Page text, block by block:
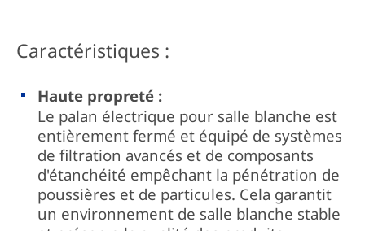
Caractéristiques :
Haute propreté :
Le palan électrique pour salle blanche est
entièrement fermé et équipé de systèmes
de filtration avancés et de composants
d'étanchéité empêchant la pénétration de
poussières et de particules. Cela garantit
un environnement de salle blanche stable